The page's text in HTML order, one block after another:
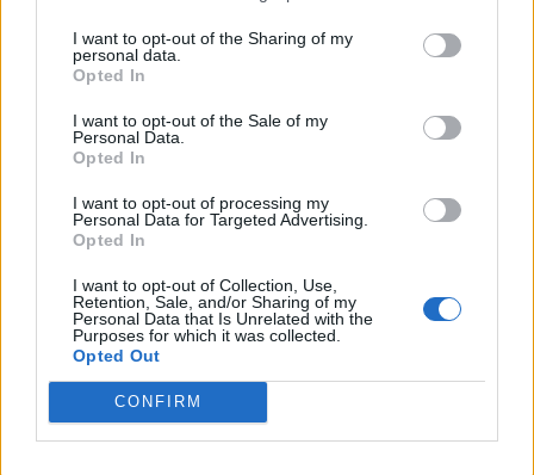
I want to opt-out of the Sharing of my
personal data.
Opted In
I want to opt-out of the Sale of my
Personal Data.
Opted In
I want to opt-out of processing my
Personal Data for Targeted Advertising.
Opted In
I want to opt-out of Collection, Use,
Retention, Sale, and/or Sharing of my
Personal Data that Is Unrelated with the
Purposes for which it was collected.
Opted Out
CONFIRM